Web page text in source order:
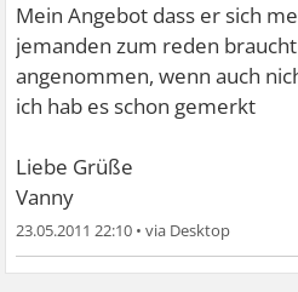
Mein Angebot dass er sich
jemanden zum reden
angenommen, wenn auch
ich hab es schon gemerkt
Liebe Grüße
Vanny
23.05.2011 22:10 •